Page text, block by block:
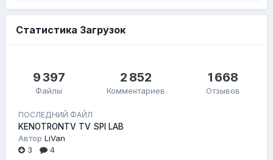
Статистика Загрузок
9 397
Файлы
2 852
Комментариев
1 668
Отзывов
ПОСЛЕДНИЙ ФАЙЛ
KENOTRONTV TV SPI LAB
Автор LiVan
3
4